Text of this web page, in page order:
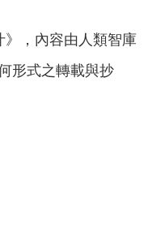
，內容由人類智庫
形式之轉載與抄